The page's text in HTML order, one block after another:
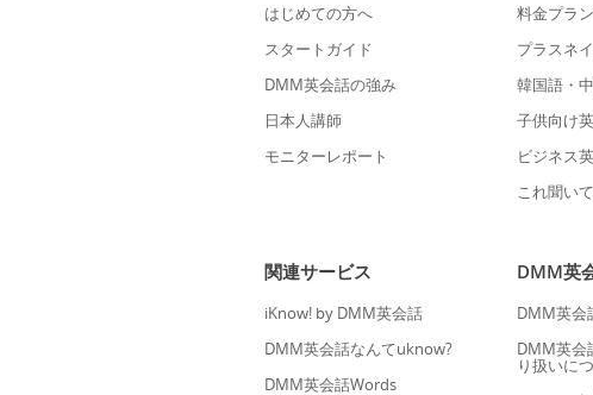
はじめての方へ
スタートガイド
DMM英会話の強み
日本人講師
モニターレポート
料金プラン
プラスネ
韓国語・
子供向け
ビジネス
これ聞い
関連サービス
iKnow! by DMM英会話
DMM英会話なんてuknow?
DMM英会話Words
DMM英
DMM英会
DMM英会
り扱いに